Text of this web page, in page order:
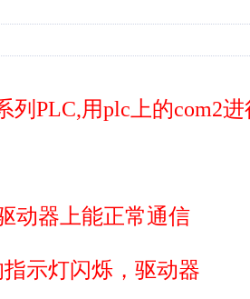
PLC,用plc上的com2进
动器上能正常通信
示灯闪烁，驱动器